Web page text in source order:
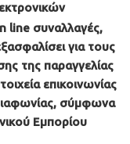
line συναλλαγές,
για τους
της παραγγελίας
επικοινωνίας
σύμφωνα
Εμπορίου